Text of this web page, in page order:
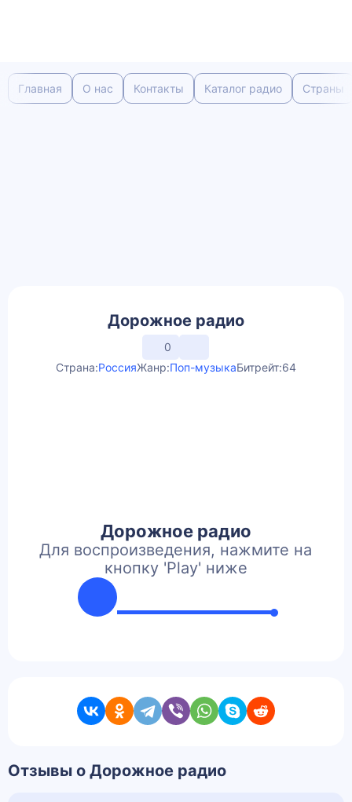
Главная О нас Контакты Каталог радио Страны
Дорожное радио
0
Страна:РоссияЖанр:Поп-музыкаБитрейт:64
Дорожное радио
Для воспроизведения, нажмите на
кнопку 'Play' ниже
Отзывы о Дорожное радио